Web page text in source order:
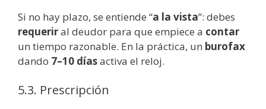
Si no hay plazo, se entiende “a la vista”: debes
requeriral deudor para que empiece a contar
un tiempo razonable. En la práctica, un burofax
dando 7–10 díasactiva el reloj.
5.3. Prescripción